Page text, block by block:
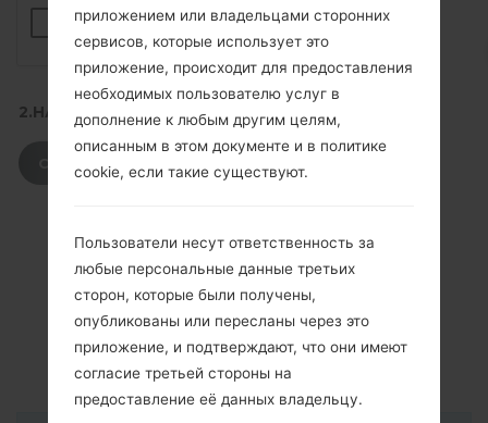
2.НАЖМИТЕ, ЧТОБЫ СКАЧАТЬ
СКАЧАТЬ
приложением или владельцами сторонних
сервисов, которые использует это
приложение, происходит для предоставления
необходимых пользователю услуг в
дополнение к любым другим целям,
описанным в этом документе и в политике
cookie, если такие существуют.
Пользователи несут ответственность за
любые персональные данные третьих
сторон, которые были получены,
опубликованы или пересланы через это
приложение, и подтверждают, что они имеют
согласие третьей стороны на
предоставление её данных владельцу.